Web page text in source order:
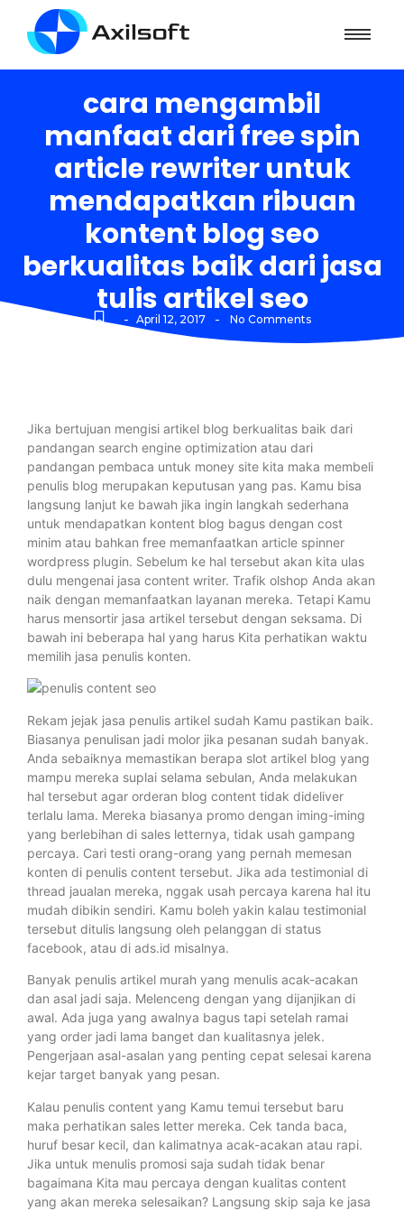
cara mengambil
manfaat dari free spin
article rewriter untuk
mendapatkan ribuan
kontent blog seo
berkualitas baik dari jasa
tulis artikel seo
- April 12, 2017 - No Comments
Jika bertujuan mengisi artikel blog berkualitas baik dari
pandangan search engine optimization atau dari
pandangan pembaca untuk money site kita maka membeli
penulis blog merupakan keputusan yang pas. Kamu bisa
langsung lanjut ke bawah jika ingin langkah sederhana
untuk mendapatkan kontent blog bagus dengan cost
minim atau bahkan free memanfaatkan article spinner
wordpress plugin. Sebelum ke hal tersebut akan kita ulas
dulu mengenai jasa content writer. Trafik olshop Anda akan
naik dengan memanfaatkan layanan mereka. Tetapi Kamu
harus mensortir jasa artikel tersebut dengan seksama. Di
bawah ini beberapa hal yang harus Kita perhatikan waktu
memilih jasa penulis konten.
Rekam jejak jasa penulis artikel sudah Kamu pastikan baik.
Biasanya penulisan jadi molor jika pesanan sudah banyak.
Anda sebaiknya memastikan berapa slot artikel blog yang
mampu mereka suplai selama sebulan, Anda melakukan
hal tersebut agar orderan blog content tidak dideliver
terlalu lama. Mereka biasanya promo dengan iming-iming
yang berlebihan di sales letternya, tidak usah gampang
percaya. Cari testi orang-orang yang pernah memesan
konten di penulis content tersebut. Jika ada testimonial di
thread jaualan mereka, nggak usah percaya karena hal itu
mudah dibikin sendiri. Kamu boleh yakin kalau testimonial
tersebut ditulis langsung oleh pelanggan di status
facebook, atau di ads.id misalnya.
Banyak penulis artikel murah yang menulis acak-acakan
dan asal jadi saja. Melenceng dengan yang dijanjikan di
awal. Ada juga yang awalnya bagus tapi setelah ramai
yang order jadi lama banget dan kualitasnya jelek.
Pengerjaan asal-asalan yang penting cepat selesai karena
kejar target banyak yang pesan.
Kalau penulis content yang Kamu temui tersebut baru
maka perhatikan sales letter mereka. Cek tanda baca,
huruf besar kecil, dan kalimatnya acak-acakan atau rapi.
Jika untuk menulis promosi saja sudah tidak benar
bagaimana Kita mau percaya dengan kualitas content
yang akan mereka selesaikan? Langsung skip saja ke jasa